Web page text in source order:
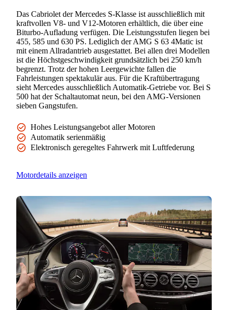
Das Cabriolet der Mercedes S-Klasse ist ausschließlich mit
kraftvollen V8- und V12-Motoren erhältlich, die über eine
Biturbo-Aufladung verfügen. Die Leistungsstufen liegen bei
455, 585 und 630 PS. Lediglich der AMG S 63 4Matic ist
mit einem Allradantrieb ausgestattet. Bei allen drei Modellen
ist die Höchstgeschwindigkeit grundsätzlich bei 250 km/h
begrenzt. Trotz der hohen Leergewichte fallen die
Fahrleistungen spektakulär aus. Für die Kraftübertragung
sieht Mercedes ausschließlich Automatik-Getriebe vor. Bei S
500 hat der Schaltautomat neun, bei den AMG-Versionen
sieben Gangstufen.
Hohes Leistungsangebot aller Motoren
Automatik serienmäßig
Elektronisch geregeltes Fahrwerk mit Luftfederung
Motordetails anzeigen